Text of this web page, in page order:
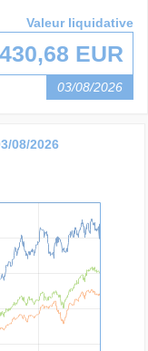
Valeur liquidative
430,68 EUR
03/08/2026
08/2026